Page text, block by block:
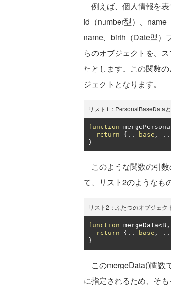
例えば、個人情報を
id（number型）、name
name、birth（Date型）
らのオブジェクトを、
たとします。この関数
ジェクトとなります。
リスト1：PersonalBaseData
function
return
{... base ,
}
このような関数の引数
て、リスト2のようなも
リスト2：ふたつのオブジェク
function mergeData<B ,
return
{... base ,
}
このmergeData()関数
に指定されるため、そ